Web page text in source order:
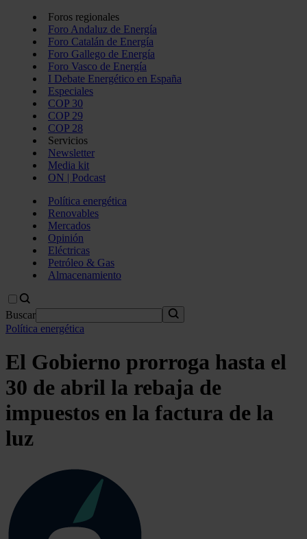
Foros regionales
Foro Andaluz de Energía
Foro Catalán de Energía
Foro Gallego de Energía
Foro Vasco de Energía
I Debate Energético en España
Especiales
COP 30
COP 29
COP 28
Servicios
Newsletter
Media kit
ON | Podcast
Política energética
Renovables
Mercados
Opinión
Eléctricas
Petróleo & Gas
Almacenamiento
Buscar
Política energética
El Gobierno prorroga hasta el
30 de abril la rebaja de
impuestos en la factura de la
luz